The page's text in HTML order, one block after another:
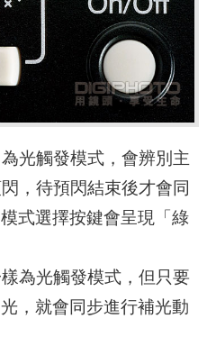
光觸發模式，會辨別主
，待預閃結束後才會同
式選擇按鍵會呈現「綠
為光觸發模式，但只要
，就會同步進行補光動